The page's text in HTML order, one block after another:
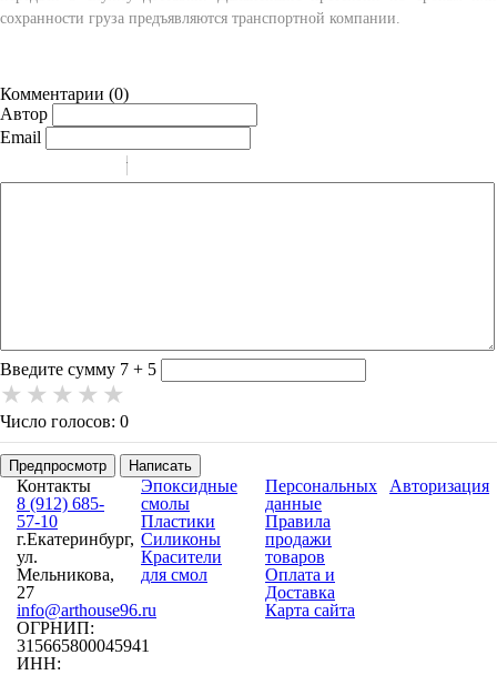
сохранности груза предъявляются транспортной компании.
Комментарии (0)
Автор
Email
-
-
-
Введите сумму 7 + 5
Число голосов: 0
Предпросмотр Написать
Контакты
8 (912) 685-
57-10
г.Екатеринбург,
ул.
Мельникова,
27
info@arthouse96.ru
ОГРНИП:
315665800045941
ИНН:
Эпоксидные
смолы
Пластики
Силиконы
Красители
для смол
Персональных
данные
Правила
продажи
товаров
Оплата и
Доставка
Карта сайта
Авторизация